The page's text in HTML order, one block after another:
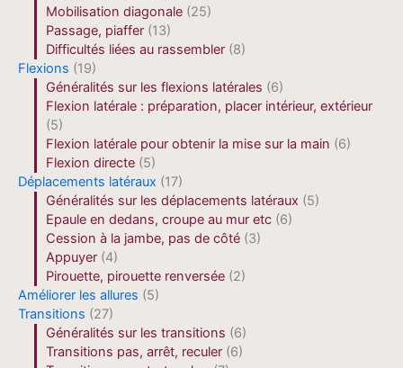
Mobilisation diagonale (25)
Passage, piaffer (13)
Difficultés liées au rassembler (8)
Flexions (19)
Généralités sur les flexions latérales (6)
Flexion latérale : préparation, placer intérieur, extérieur
(5)
Flexion latérale pour obtenir la mise sur la main (6)
Flexion directe (5)
Déplacements latéraux (17)
Généralités sur les déplacements latéraux (5)
Epaule en dedans, croupe au mur etc (6)
Cession à la jambe, pas de côté (3)
Appuyer (4)
Pirouette, pirouette renversée (2)
Améliorer les allures (5)
Transitions (27)
Généralités sur les transitions (6)
Transitions pas, arrêt, reculer (6)